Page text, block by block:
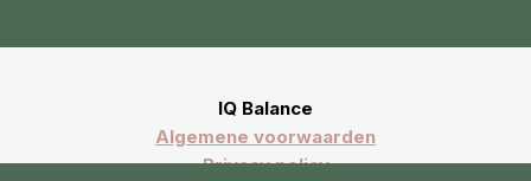
IQ Balance
Algemene voorwaarden
Privacy policy